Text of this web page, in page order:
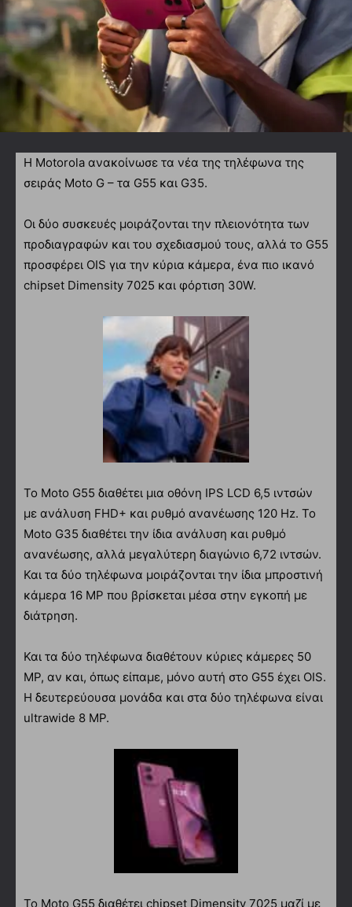
Η Motorola ανακοίνωσε τα νέα της τηλέφωνα της
σειράς Moto G – τα G55 και G35.
Οι δύο συσκευές μοιράζονται την πλειονότητα των
προδιαγραφών και του σχεδιασμού τους, αλλά το G55
προσφέρει OIS για την κύρια κάμερα, ένα πιο ικανό
chipset Dimensity 7025 και φόρτιση 30W.
Το Moto G55 διαθέτει μια οθόνη IPS LCD 6,5 ιντσών
με ανάλυση FHD+ και ρυθμό ανανέωσης 120 Hz. Το
Moto G35 διαθέτει την ίδια ανάλυση και ρυθμό
ανανέωσης, αλλά μεγαλύτερη διαγώνιο 6,72 ιντσών.
Και τα δύο τηλέφωνα μοιράζονται την ίδια μπροστινή
κάμερα 16 MP που βρίσκεται μέσα στην εγκοπή με
διάτρηση.
Και τα δύο τηλέφωνα διαθέτουν κύριες κάμερες 50
MP, αν και, όπως είπαμε, μόνο αυτή στο G55 έχει OIS.
Η δευτερεύουσα μονάδα και στα δύο τηλέφωνα είναι
ultrawide 8 MP.
Το Moto G55 διαθέτει chipset Dimensity 7025 μαζί με